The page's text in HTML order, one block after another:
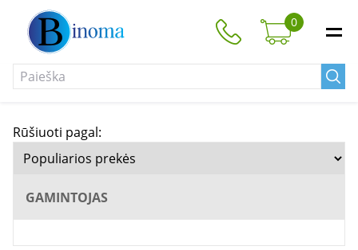
0
Rūšiuoti pagal:
GAMINTOJAS